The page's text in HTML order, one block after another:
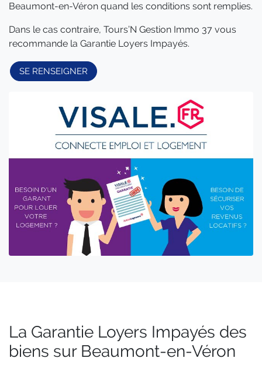
Beaumont-en-Véron quand les conditions sont remplies.
Dans le cas contraire, Tours’N Gestion Immo 37 vous
recommande la Garantie Loyers Impayés.
SE RENSEIGNER
La Garantie Loyers Impayés des
biens sur Beaumont-en-Véron